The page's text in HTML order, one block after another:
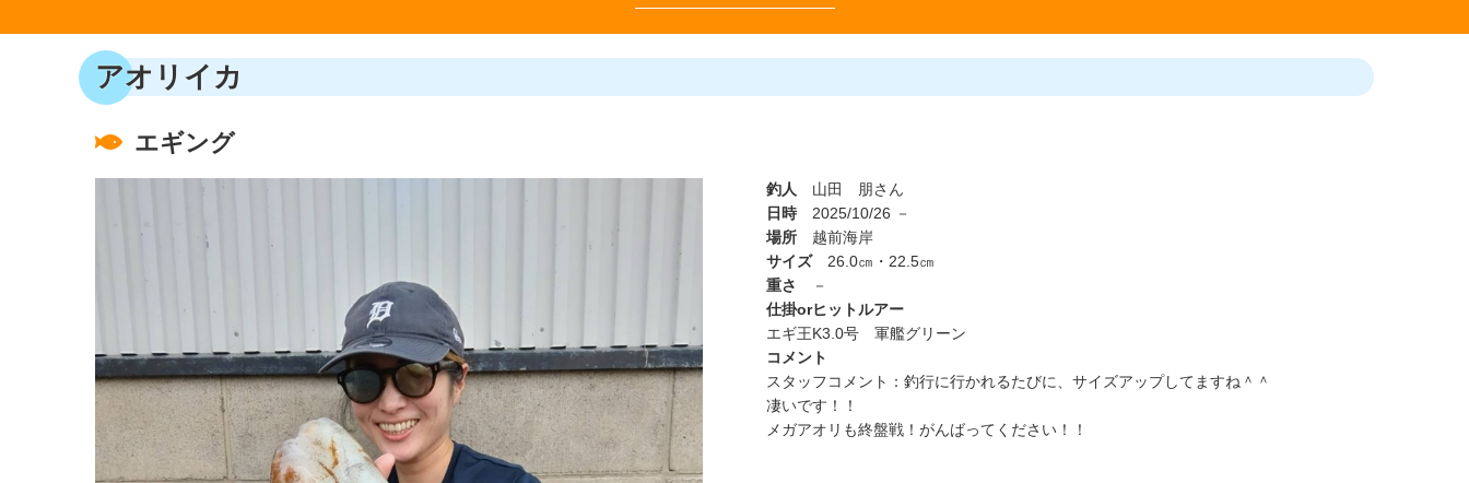
アオリイカ
エギング
釣人
山田 朋さん
日時
2025/10/26 －
場所
越前海岸
サイズ
26.0㎝・22.5㎝
重さ
－
仕掛orヒットルアー
エギ王K3.0号 軍艦グリーン
コメント
スタッフコメント：釣行に行かれるたびに、サイズアップしてますね＾＾
凄いです！！
メガアオリも終盤戦！がんばってください！！